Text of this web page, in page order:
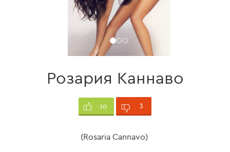
Розария Каннаво
10 3
(Rosaria Cannavo)